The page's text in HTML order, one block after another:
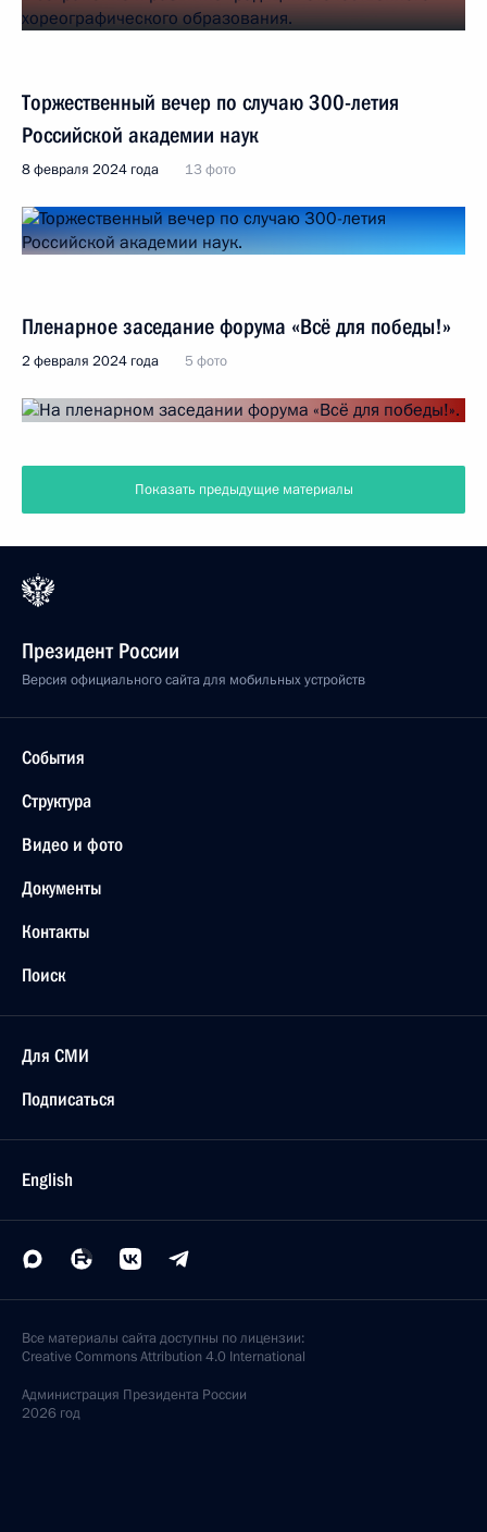
Торжественный вечер по случаю 300-летия
Российской академии наук
8 февраля 2024 года 13 фото
Пленарное заседание форума «Всё для победы!»
2 февраля 2024 года 5 фото
Показать предыдущие материалы
Президент России
Версия официального сайта для мобильных устройств
События
Структура
Видео и фото
Документы
Контакты
Поиск
Для СМИ
Подписаться
English
Все материалы сайта доступны по лицензии:
Creative Commons Attribution 4.0 International
Администрация Президента России
2026 год